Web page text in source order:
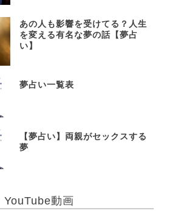
あの人も影響を受けてる？人生
を変える有名な夢の話【夢占
い】
夢占い一覧表
【夢占い】両親がセックスする
夢
YouTube動画